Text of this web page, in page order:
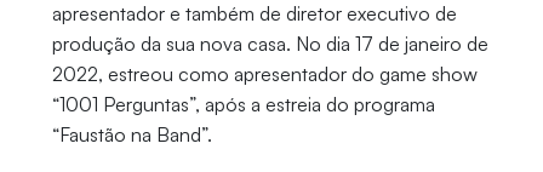
apresentador e também de diretor executivo de
produção da sua nova casa. No dia 17 de janeiro de
2022, estreou como apresentador do game show
“1001 Perguntas”, após a estreia do programa
“Faustão na Band”.